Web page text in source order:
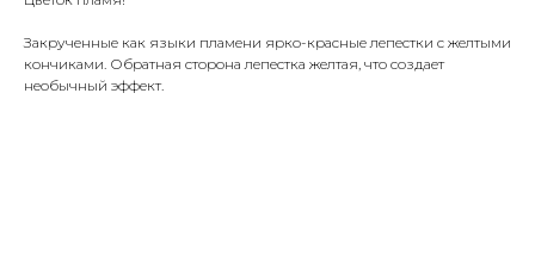
Закрученные как языки пламени ярко-красные лепестки с желтыми
кончиками. Обратная сторона лепестка желтая, что создает
необычный эффект.